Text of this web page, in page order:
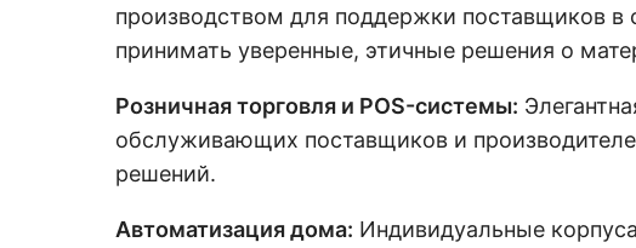
производством для поддержки поставщиков
принимать уверенные, этичные решения о
Розничная торговля и POS-системы:
обслуживающих поставщиков и
решений.
Автоматизация дома: Индивидуальные